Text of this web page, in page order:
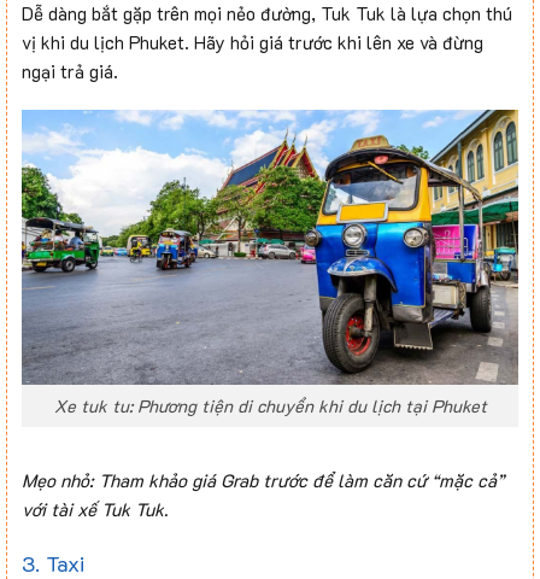
Dễ dàng bắt gặp trên mọi nẻo đường, Tuk Tuk là lựa chọn thú
vị khi du lịch Phuket. Hãy hỏi giá trước khi lên xe và đừng
ngại trả giá.
Xe tuk tu: Phương tiện di chuyển khi du lịch tại Phuket
Mẹo nhỏ: Tham khảo giá Grab trước để làm căn cứ “mặc cả”
với tài xế Tuk Tuk.
3. Taxi